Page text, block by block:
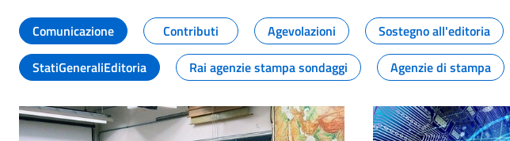
Tutti i contenuti della pagina Notizie
Comunicazione Contributi Agevolazioni Sostegno all'editoria
StatiGeneraliEditoria
Rai agenzie stampa sondaggi Agenzie di stampa